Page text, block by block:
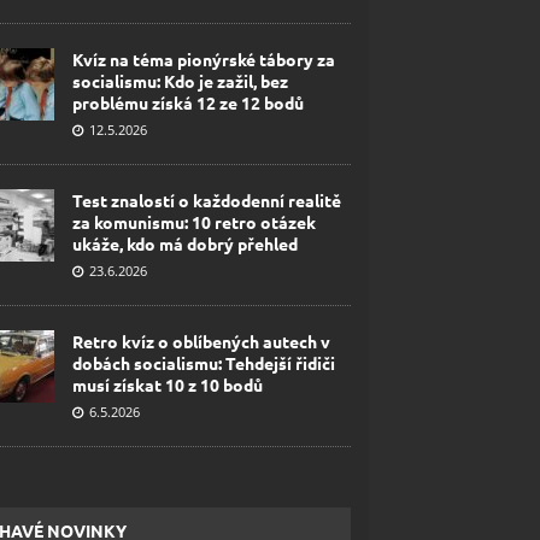
Kvíz na téma pionýrské tábory za
socialismu: Kdo je zažil, bez
problému získá 12 ze 12 bodů
12.5.2026
Test znalostí o každodenní realitě
za komunismu: 10 retro otázek
ukáže, kdo má dobrý přehled
23.6.2026
Retro kvíz o oblíbených autech v
dobách socialismu: Tehdejší řidiči
musí získat 10 z 10 bodů
6.5.2026
NOVINKY